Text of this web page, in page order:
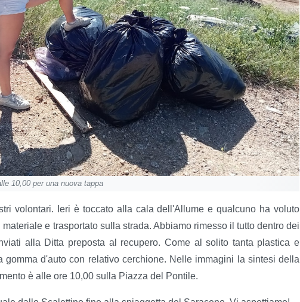
10,00 per una nuova tappa
volontari. Ieri è toccato alla cala dell'Allume e qualcuno ha voluto
e trasportato sulla strada. Abbiamo rimesso il tutto dentro dei
alla Ditta preposta al recupero. Come al solito tanta plastica e
gomma d'auto con relativo cerchione. Nelle immagini la sintesi della
è alle ore 10,00 sulla Piazza del Pontile.